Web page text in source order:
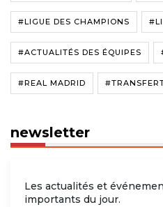
#LIGUE DES CHAMPIONS
#ACTUALITÉS DES ÉQUIPES
#REAL MADRID
newsletter
Les actualités et
importants du jour.